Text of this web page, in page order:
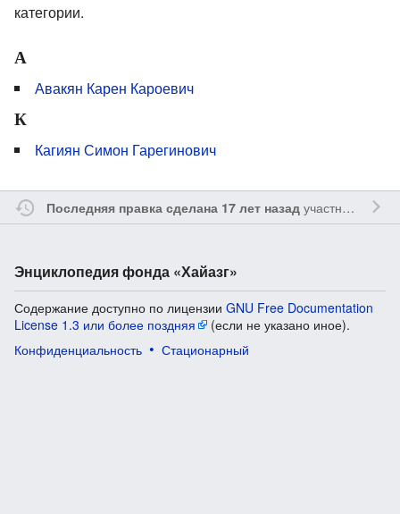
категории.
А
Авакян Карен Кароевич
К
Кагиян Симон Гарегинович
Последняя правка сделана 17 лет назадучастником
Энциклопедия фонда «Хайазг»
Содержание доступно по лицензии GNU Free Documentation
License 1.3 или более поздняя
(если не указано иное).
Конфиденциальность
Стационарный